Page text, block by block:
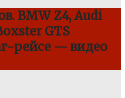
BMW Z4, Audi
GTS
рейсе — видео